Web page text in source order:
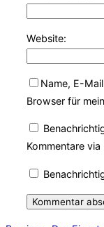
Website:
Name, E-
Browser für
Kommentare via